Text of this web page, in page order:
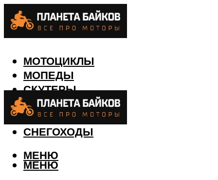
МОТОЦИКЛЫ
МОПЕДЫ
СКУТЕРЫ
КВАДРОЦИКЛЫ
ЛОДКИ
СНЕГОХОДЫ
МЕНЮ
МЕНЮ